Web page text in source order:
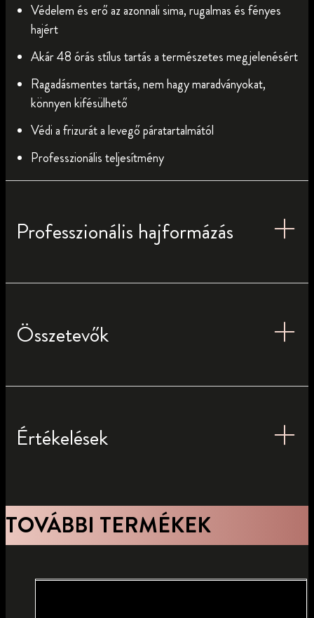
Védelem és erő az azonnali sima, rugalmas és fényes
hajért
Akár 48 órás stílus tartás a természetes megjelenésért
Ragadásmentes tartás, nem hagy maradványokat,
könnyen kifésülhető
Védi a frizurát a levegő páratartalmától
Professzionális teljesítmény
Professzionális hajformázás
Összetevők
Értékelések
TOVÁBBI TERMÉKEK